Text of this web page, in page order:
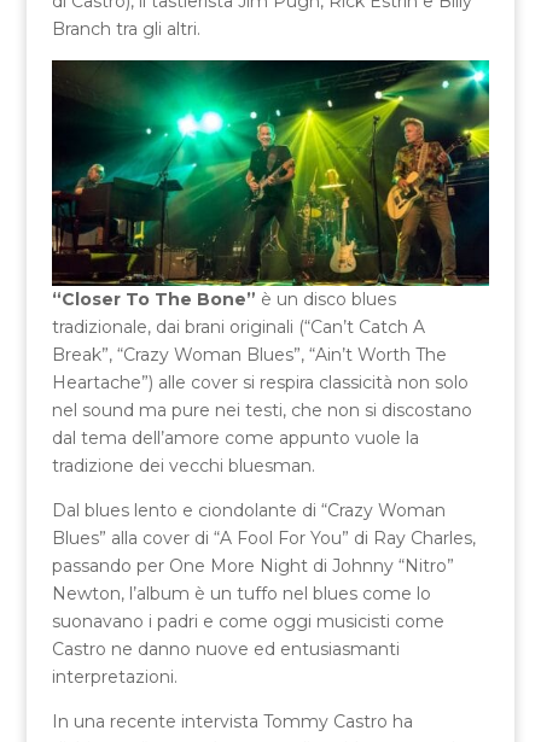
Branch tra gli altri.
“Closer To The Bone” è un disco blues
tradizionale, dai brani originali (“Can’t Catch A
Break”, “Crazy Woman Blues”, “Ain’t Worth The
Heartache”) alle cover si respira classicità non solo
nel sound ma pure nei testi, che non si discostano
dal tema dell’amore come appunto vuole la
tradizione dei vecchi bluesman.
Dal blues lento e ciondolante di “Crazy Woman
Blues” alla cover di “A Fool For You” di Ray Charles,
passando per One More Night di Johnny “Nitro”
Newton, l’album è un tuffo nel blues come lo
suonavano i padri e come oggi musicisti come
Castro ne danno nuove ed entusiasmanti
interpretazioni.
In una recente intervista Tommy Castro ha